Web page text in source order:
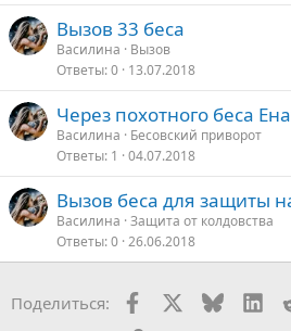
Вызов 33 беса
Василина
Вызов
Ответы 0 13.07.2018
Через похотного беса
Василина
Бесовский приворот
Ответы 1 04.07.2018
Вызов беса для защиты
Василина Защита от колдовства
Ответы 0 26.06.2018
Поделиться: Facebook Bluesky